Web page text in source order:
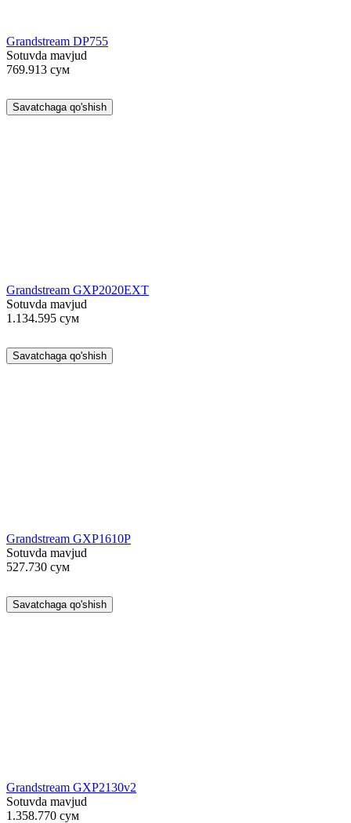
Grandstream DP755
Sotuvda mavjud
769.913 сум
Savatchaga qo'shish
Grandstream GXP2020EXT
Sotuvda mavjud
1.134.595 сум
Savatchaga qo'shish
Grandstream GXP1610P
Sotuvda mavjud
527.730 сум
Savatchaga qo'shish
Grandstream GXP2130v2
Sotuvda mavjud
1.358.770 сум